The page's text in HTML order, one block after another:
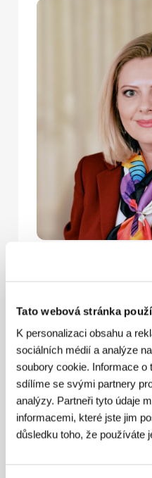
Tato webová stránka
K personalizaci obsahu a
sociálních médií a analýze
soubory cookie. Informace o
sdílíme se svými partnery
analýzy. Partneři tyto údaje
informacemi, které jste jim
důsledku toho, že používáte
dlouholetým
kulturní akce. Znamená
kreativitu a inspirativní
největšímu počtu lidí.
KVIFF je festivalem s
mezinárodním
zásadních konverzací
nové hlasy a svěží
toto partnerství tak
které pevně věříme:
vzájemné propojení.